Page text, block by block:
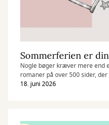
Nogle bøger kræver mere end
romaner på over 500 sider,
fordybelse til hele ferien.
18. juni 2026